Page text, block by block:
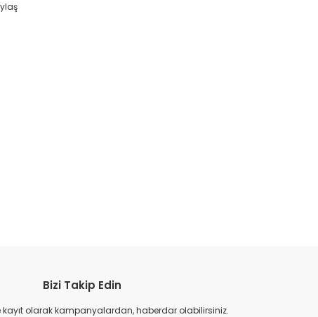
Bizi Takip Edin
kayıt olarak kampanyalardan, haberdar olabilirsiniz.